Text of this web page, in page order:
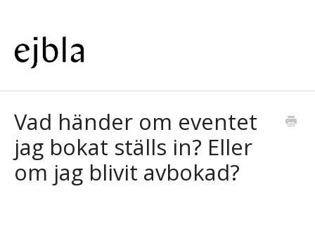
Vad händer om eventet
jag bokat ställs in? Eller
om jag blivit avbokad?